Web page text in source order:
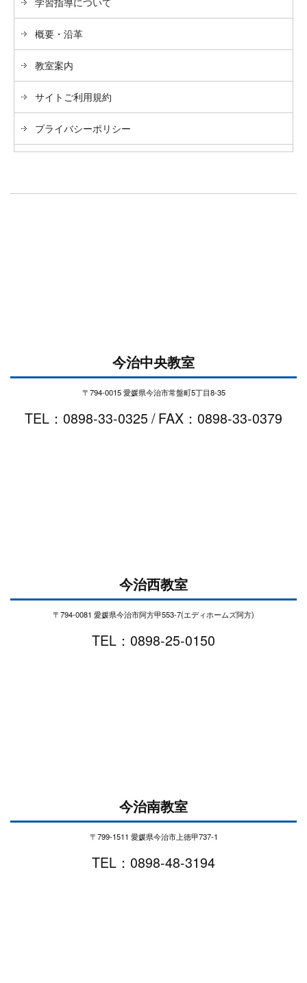
概要・沿革
教室案内
サイトご利用規約
プライバシーポリシー
今治中央教室
〒794-0015 愛媛県今治市常盤町5丁目8-35
TEL：0898-33-0325 / FAX：0898-33-0379
今治西教室
〒794-0081 愛媛県今治市阿方甲553-7(エディホームズ阿方)
TEL：0898-25-0150
今治南教室
〒799-1511 愛媛県今治市上徳甲737-1
TEL：0898-48-3194